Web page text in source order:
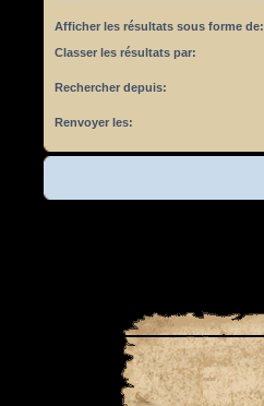
Afficher les résultats sous forme de:
Classer les résultats par:
Rechercher depuis:
Renvoyer les: